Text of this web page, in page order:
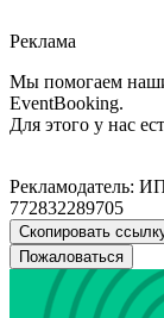
Реклама
Мы помогаем
EventBooking.
Для этого у нас
Рекламодатель:
772832289705
Скопировать
Пожаловаться